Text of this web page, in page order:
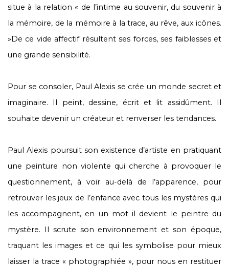
situe à la relation « de l’intime au souvenir, du souvenir à
la mémoire, de la mémoire à la trace, au rêve, aux icônes.
»De ce vide affectif résultent ses forces, ses faiblesses et
une grande sensibilité.
Pour se consoler, Paul Alexis se crée un monde secret et
imaginaire. Il peint, dessine, écrit et lit assidûment. Il
souhaite devenir un créateur et renverser les tendances.
Paul Alexis poursuit son existence d’artiste en pratiquant
une peinture non violente qui cherche à provoquer le
questionnement, à voir au-delà de l’apparence, pour
retrouver les jeux de l’enfance avec tous les mystères qui
les accompagnent, en un mot il devient le peintre du
mystère. Il scrute son environnement et son époque,
traquant les images et ce qui les symbolise pour mieux
laisser la trace « photographiée », pour nous en restituer